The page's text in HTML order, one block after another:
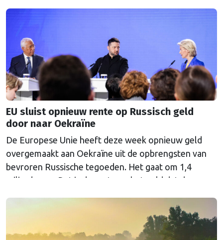
EU sluist opnieuw rente op Russisch geld
door naar Oekraïne
De Europese Unie heeft deze week opnieuw geld
overgemaakt aan Oekraïne uit de opbrengsten van
bevroren Russische tegoeden. Het gaat om 1,4
miljard euro. Dat is de rente op het geld dat de
Euroclear parkeerde. De EU bevroor dat geld na de
Continued